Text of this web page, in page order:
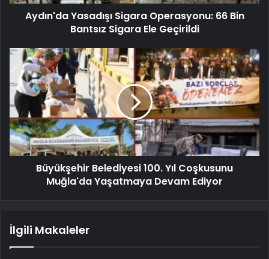
Aydın'da Yasadışı Sigara Operasyonu: 66 Bin
Bantsız Sigara Ele Geçirildi
Büyükşehir Belediyesi 100. Yıl Coşkusunu
Muğla'da Yaşatmaya Devam Ediyor
İlgili Makaleler